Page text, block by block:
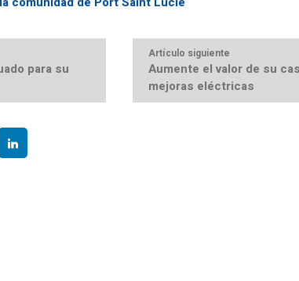
para su
Artículo siguiente
Aumente el valor de su
mejoras eléctricas